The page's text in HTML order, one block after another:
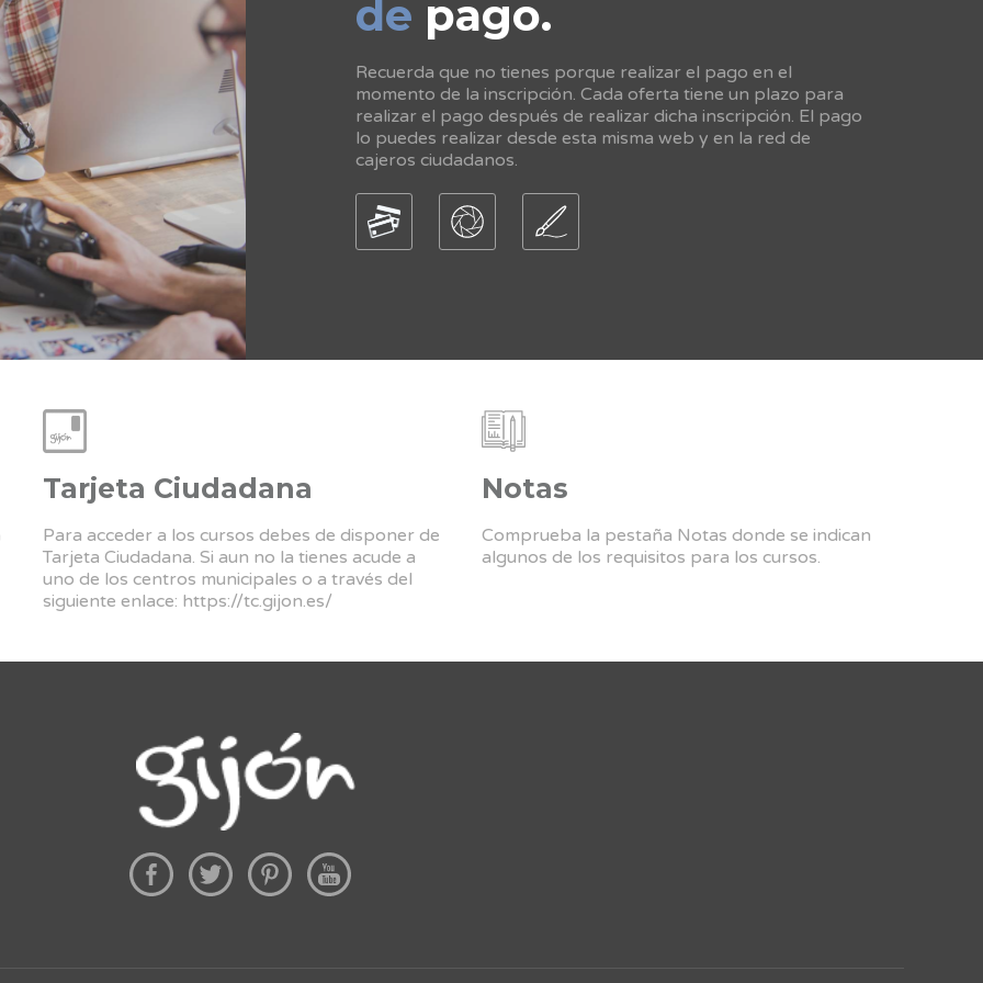
de pago.
Recuerda que no tienes porque realizar el pago en el
momento de la inscripción. Cada oferta tiene un plazo para
realizar el pago después de realizar dicha inscripción. El pago
lo puedes realizar desde esta misma web y en la red de
cajeros ciudadanos.
Tarjeta Ciudadana
Para acceder a los cursos debes de disponer de
Tarjeta Ciudadana. Si aun no la tienes acude a
uno de los centros municipales o a través del
siguiente enlace: https://tc.gijon.es/
Notas
Comprueba la pestaña Notas donde se indican
algunos de los requisitos para los cursos.